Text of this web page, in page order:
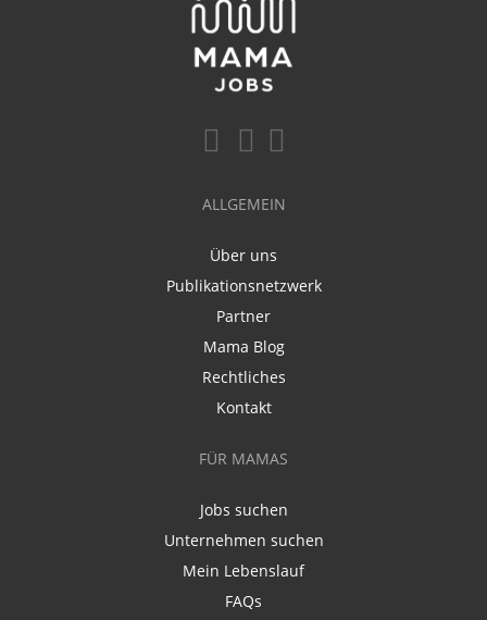
ALLGEMEIN
Über uns
Publikationsnetzwerk
Partner
Mama Blog
Rechtliches
Kontakt
FÜR MAMAS
Jobs suchen
Unternehmen suchen
Mein Lebenslauf
FAQs